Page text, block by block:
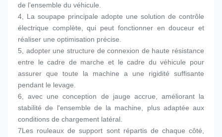
de l'ensemble du véhicule.
4, La soupape principale adopte une solution de contrôle
électrique complète, qui peut fonctionner en douceur et
réaliser une optimisation précise.
5, adopter une structure de connexion de haute résistance
entre le cadre de marche et le cadre du véhicule pour
assurer que toute la machine a une rigidité suffisante
pendant le levage.
6, avec une conception de jauge accrue, améliorant la
stabilité de l'ensemble de la machine, plus adaptée aux
conditions de chargement latéral.
7Les rouleaux de support sont répartis de chaque côté,